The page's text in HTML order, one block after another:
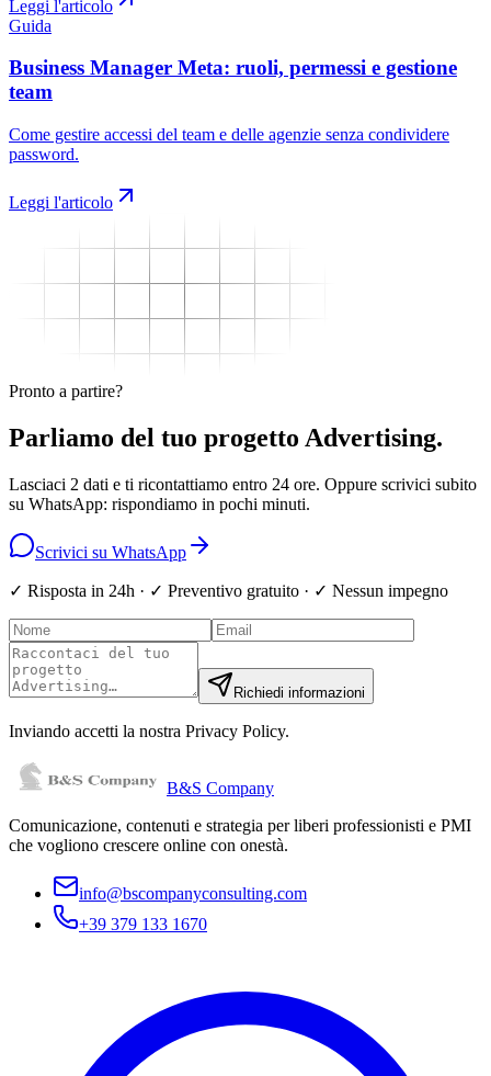
Leggi l'articolo
Guida
Business Manager Meta: ruoli, permessi e gestione
team
Come gestire accessi del team e delle agenzie senza condividere
password.
Leggi l'articolo
Pronto a partire?
Parliamo del tuo progetto Advertising.
Lasciaci 2 dati e ti ricontattiamo entro 24 ore. Oppure scrivici subito
su WhatsApp: rispondiamo in pochi minuti.
Scrivici su WhatsApp
✓ Risposta in 24h · ✓ Preventivo gratuito · ✓ Nessun impegno
Richiedi informazioni
Inviando accetti la nostra Privacy Policy.
B&S Company
Comunicazione, contenuti e strategia per liberi professionisti e PMI
che vogliono crescere online con onestà.
info@bscompanyconsulting.com
+39 379 133 1670